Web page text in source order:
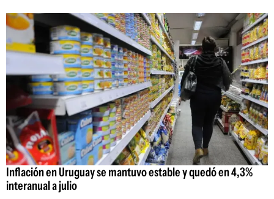
Inflación en Uruguay se mantuvo estable y quedó en 4,3%
interanual a julio